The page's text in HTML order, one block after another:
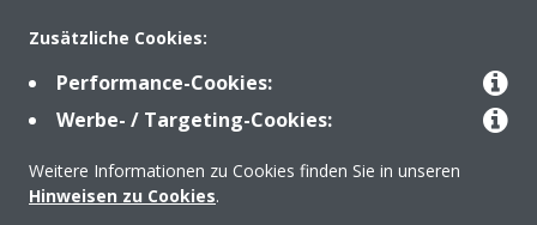
Über Daikin
Zusätzliche Cookies:
Performance-Cookies:
Werbe- / Targeting-Cookies:
Weitere Informationen zu Cookies finden Sie in unseren
Hinweisen zu Cookies.